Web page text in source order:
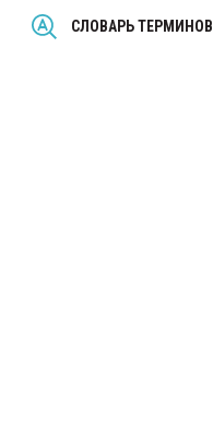
СЛОВАРЬ ТЕРМИНОВ